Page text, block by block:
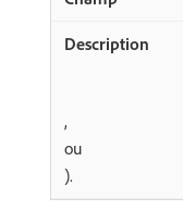
,
ou
).